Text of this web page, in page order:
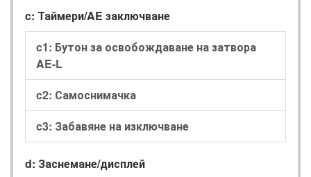
c: Таймери/AE заключване
c1: Бутон за освобождаване на затвора
AE-L
c2: Самоснимачка
c3: Забавяне на изключване
d: Заснемане/дисплей